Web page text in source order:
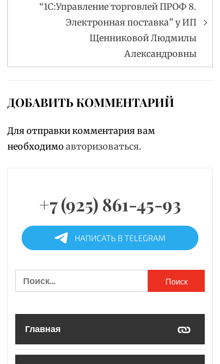
“1С:Управление торговлей ПРОФ 8.
Электронная поставка” у ИП
Щенниковой Людмилы
Александровны
ДОБАВИТЬ КОММЕНТАРИЙ
Для отправки комментария вам
необходимо авторизоваться.
+7 (925) 861-45-93
Найти:
Главная